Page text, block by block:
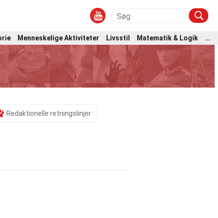
Menneskelige Aktiviteter Livsstil Matematik & Logik ...
Redaktionelle retningslinjer